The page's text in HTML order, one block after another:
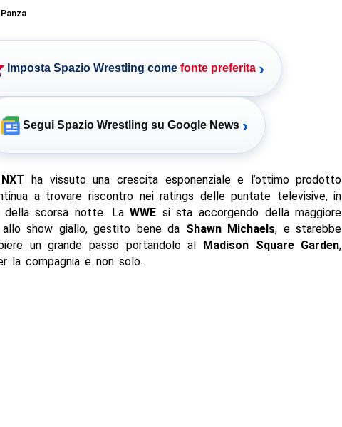
Imposta Spazio Wrestling come fonte preferita ›
Segui Spazio Wrestling su Google News ›
NXT ha vissuto una crescita esponenziale e l’ottimo prodotto
a trovare riscontro nei ratings delle puntate televisive, in
della scorsa notte. LaWWE si sta accorgendo della maggiore
show giallo, gestito bene da Shawn Michaels, e starebbe
un grande passo portandolo al Madison Square Garden,
la compagnia e non solo.